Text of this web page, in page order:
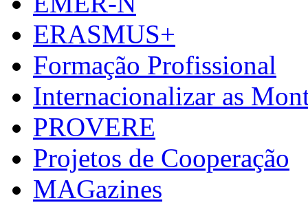
ERASMUS+
Formação Profissional
Internacionalizar as
PROVERE
Projetos de Cooperação
MAGazines